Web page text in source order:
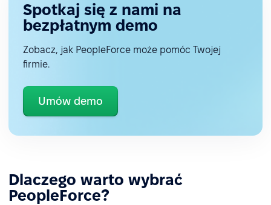
Spotkaj się z nami na
bezpłatnym demo
Zobacz, jak PeopleForce może pomóc Twojej
firmie.
Umów demo
Dlaczego warto wybrać
PeopleForce?